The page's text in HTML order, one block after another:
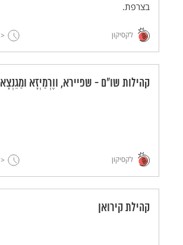
בצרפת.
לקסיקון < 1
קהילות שו"ם - שפיירא, ווֶרְמַיְזָא ומַגֵנְצָא
לקסיקון < 1
קהילת קירואן